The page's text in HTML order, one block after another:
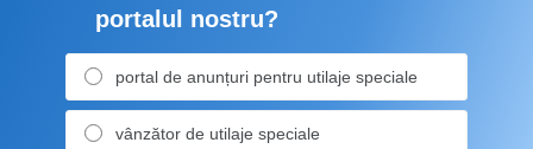
portalul nostru?
portal de anunțuri pentru utilaje speciale
vânzător de utilaje speciale